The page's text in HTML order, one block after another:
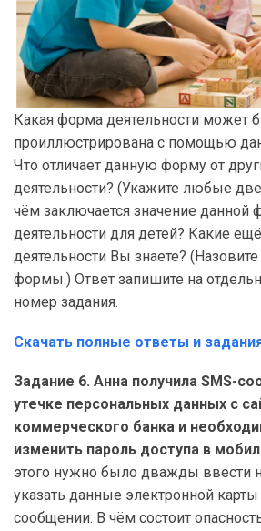
Какая форма деятельности может
проиллюстрирована с помощью
Что отличает данную форму от
деятельности? (Укажите любые
чём заключается значение данной
деятельности для детей? Какие
деятельности Вы знаете?
формы.) Ответ запишите на
номер задания.
Скачать полные ответы и
Задание 6. Анна получила SMS-
утечке персональных данных с
коммерческого банка и
изменить пароль доступа в
этого нужно было дважды ввести
указать данные электронной
сообщении. В чём состоит